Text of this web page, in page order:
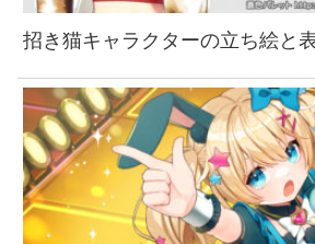
招き猫キャラクターの立ち絵と